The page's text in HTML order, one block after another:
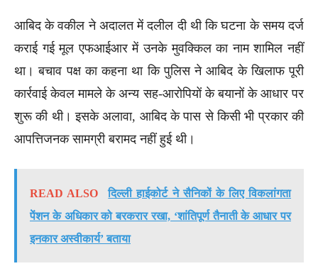
आबिद के वकील ने अदालत में दलील दी थी कि घटना के समय दर्ज
कराई गई मूल एफआईआर में उनके मुवक्किल का नाम शामिल नहीं
था। बचाव पक्ष का कहना था कि पुलिस ने आबिद के खिलाफ पूरी
कार्रवाई केवल मामले के अन्य सह-आरोपियों के बयानों के आधार पर
शुरू की थी। इसके अलावा, आबिद के पास से किसी भी प्रकार की
आपत्तिजनक सामग्री बरामद नहीं हुई थी।
READ ALSO
दिल्ली हाईकोर्ट ने सैनिकों के लिए विकलांगता
पेंशन के अधिकार को बरकरार रखा, ‘शांतिपूर्ण तैनाती के आधार पर
इनकार अस्वीकार्य’ बताया